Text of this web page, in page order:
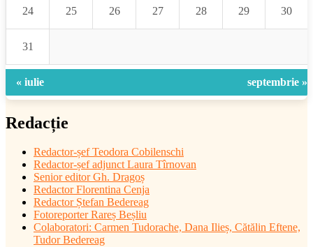
24 25 26 27 28 29 30
31
« iulie septembrie »
Redacție
Redactor-șefTeodora Cobilenschi
Redactor-șef adjunct Laura Tîrnovan
Senior editor Gh. Dragoș
Redactor Florentina Cenja
Redactor Ștefan Bedereag
Fotoreporter Rareș Beșliu
Colaboratori: Carmen Tudorache, Dana Ilieș, Cătălin Eftene,
Tudor Bedereag